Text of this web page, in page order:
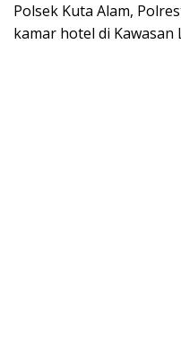
Polsek Kuta Alam,
kamar hotel di Kawasan